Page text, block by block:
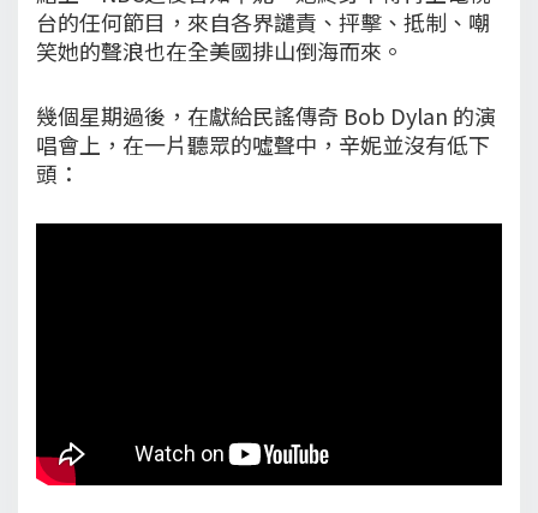
台的任何節目，來自各界譴責、抨擊、抵制、嘲
笑她的聲浪也在全美國排山倒海而來。
幾個星期過後，在獻給民謠傳奇 Bob Dylan 的演
唱會上，在一片聽眾的噓聲中，辛妮並沒有低下
頭：